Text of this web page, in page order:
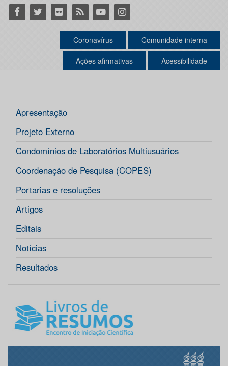
Facebook
Twitter Flickr RSS YoutubeInstagram
Coronavírus Comunidade interna
Ações afirmativas Acessibilidade
Apresentação
Projeto Externo
Condomínios de Laboratórios Multiusuários
Coordenação de Pesquisa (COPES)
Portarias e resoluções
Artigos
Editais
Notícias
Resultados